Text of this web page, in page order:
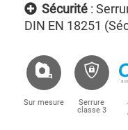
Sécurité :
DIN EN 18251
Sur mesure
Serrure
classe 3